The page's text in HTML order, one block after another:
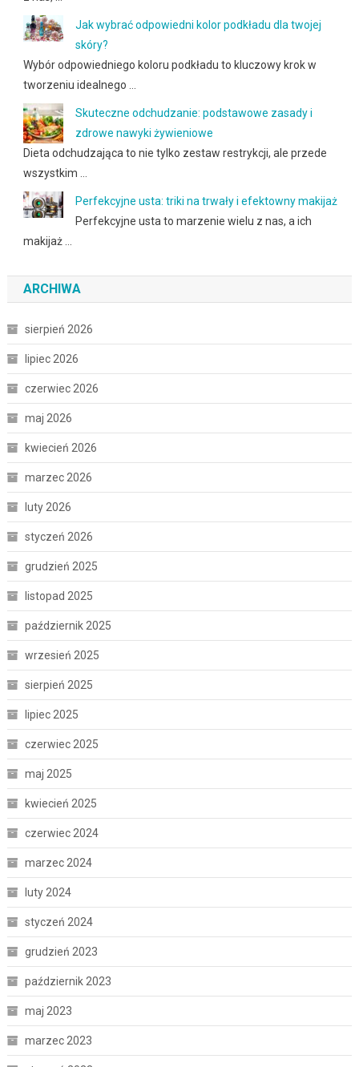
Jak wybrać odpowiedni kolor podkładu dla twojej
skóry?
Wybór odpowiedniego koloru podkładu to kluczowy krok w
tworzeniu idealnego …
Skuteczne odchudzanie: podstawowe zasady i
zdrowe nawyki żywieniowe
Dieta odchudzająca to nie tylko zestaw restrykcji, ale przede
wszystkim …
Perfekcyjne usta: triki na trwały i efektowny makijaż
Perfekcyjne usta to marzenie wielu z nas, a ich
makijaż …
ARCHIWA
sierpień 2026
lipiec 2026
czerwiec 2026
maj 2026
kwiecień 2026
marzec 2026
luty 2026
styczeń 2026
grudzień 2025
listopad 2025
październik 2025
wrzesień 2025
sierpień 2025
lipiec 2025
czerwiec 2025
maj 2025
kwiecień 2025
czerwiec 2024
marzec 2024
luty 2024
styczeń 2024
grudzień 2023
październik 2023
maj 2023
marzec 2023